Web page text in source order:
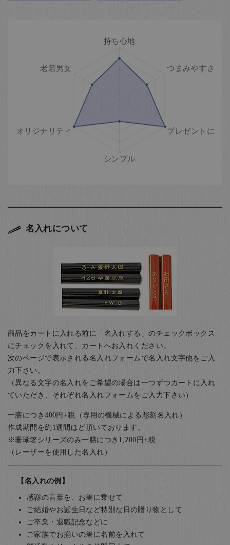
名入れについて
商品をカートに入れる前に「名入れする」のチェックボックス
にチェックを入れて、カートへお入れください。
次のページで表示される名入れフォームで名入れ文字他をご入
力下さい。
（異なる文字の名入れをご希望の場合は一つずつカートに入れ
ていただき、それぞれ名入れフォームをご入力下さい）
一膳につき400円+税（専用の機械による彫刻名入れ）
作成期間を約1週間ほど頂いております。
※珊瑚箸シリーズのみ一膳につき1,200円+税
（レーザーを使用した名入れ）
【名入れの例】
感謝の言葉を、お箸に乗せて
ご結婚やお誕生日など特別な日の贈り物として
ご卒業・退職記念などに
ご家族でお揃いの箸に名前を入れて